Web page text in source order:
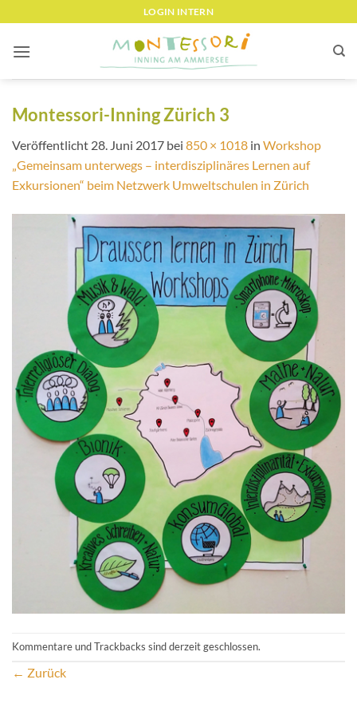
springen
LOGIN INTERN
Montessori-Inning Zürich 3
Veröffentlicht 28. Juni 2017 bei 850 × 1018 in Workshop
„Gemeinsam unterwegs – interdisziplinäres Lernen auf
Exkursionen“ beim Netzwerk Umweltschulen in Zürich
Kommentare und Trackbacks sind derzeit geschlossen.
← Zurück